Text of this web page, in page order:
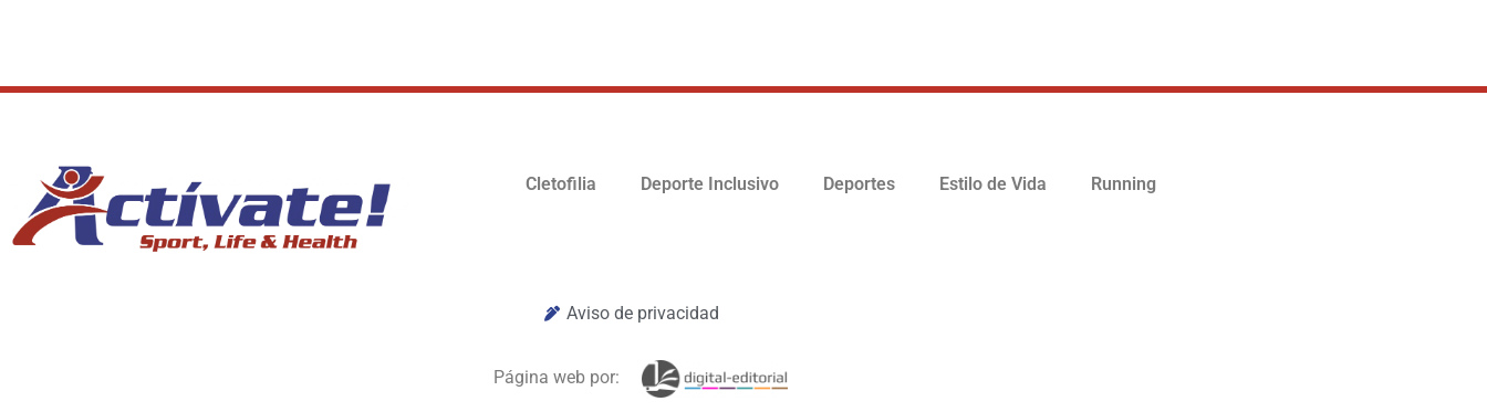
Cletofilia Deporte Inclusivo Deportes Estilo de Vida Running
Aviso de privacidad
Página web por: